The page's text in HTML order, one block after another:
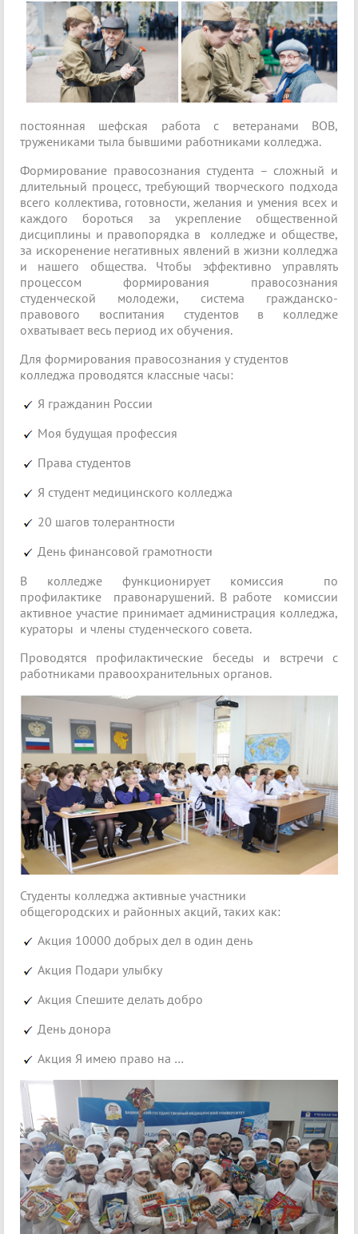
постоянная шефская работа с ветеранами ВОВ,
тружениками тыла бывшими работниками колледжа.
Формирование правосознания студента – сложный и
длительный процесс, требующий творческого подхода
всего коллектива, готовности, желания и умения всех и
каждого бороться за укрепление общественной
дисциплины и правопорядка в колледже и обществе,
за искоренение негативных явлений в жизни колледжа
и нашего общества. Чтобы эффективно управлять
процессом формирования правосознания
студенческой молодежи, система гражданско-
правового воспитания студентов в колледже
охватывает весь период их обучения.
Для формирования правосознания у студентов
колледжа проводятся классные часы:
Я гражданин России
Моя будущая профессия
Права студентов
Я студент медицинского колледжа
20 шагов толерантности
День финансовой грамотности
В колледже функционирует комиссия по
профилактике правонарушений. В работе комиссии
активное участие принимает администрация колледжа,
кураторы и члены студенческого совета.
Проводятся профилактические беседы и встречи с
работниками правоохранительных органов.
Студенты колледжа активные участники
общегородских и районных акций, таких как:
Акция 10000 добрых дел в один день
Акция Подари улыбку
Акция Спешите делать добро
День донора
Акция Я имею право на …